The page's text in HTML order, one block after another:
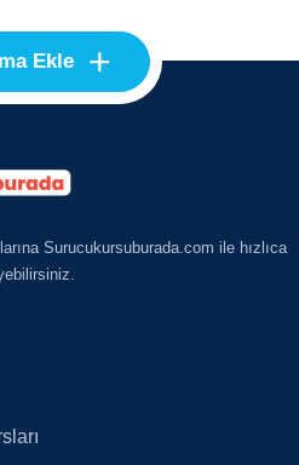
Ekle +
Surucukursuburada.com ile hızlıca